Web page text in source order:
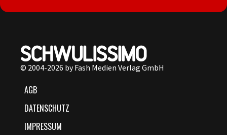
© 2004-2026 by Fash Medien Verlag GmbH
AGB
DATENSCHUTZ
IMPRESSUM